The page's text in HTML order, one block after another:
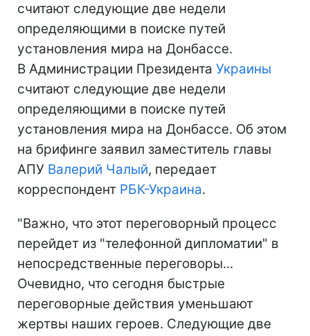
считают следующие две недели
определяющими в поиске путей
установления мира на Донбассе.
В Администрации Президента Украины
считают следующие две недели
определяющими в поиске путей
установления мира на Донбассе. Об этом
на брифинге заявил заместитель главы
АПУ Валерий Чалый, передает
корреспондент РБК-Украина.
"Важно, что этот переговорный процесс
перейдет из "телефонной дипломатии" в
непосредственные переговоры...
Очевидно, что сегодня быстрые
переговорные действия уменьшают
жертвы наших героев. Следующие две